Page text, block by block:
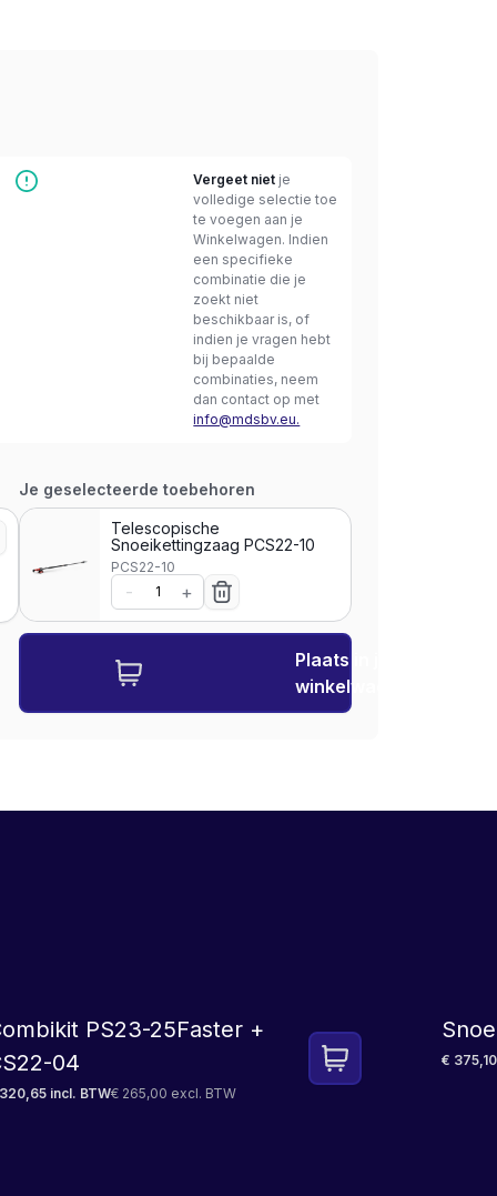
Vergeet niet je
volledige selectie toe
te voegen aan je
Winkelwagen. Indien
een specifieke
combinatie die je
zoekt niet
beschikbaar is, of
indien je vragen hebt
bij bepaalde
combinaties, neem
dan contact op met
info@mdsbv.eu.
Je geselecteerde toebehoren
Telescopische
Snoeikettingzaag PCS22-10
PCS22-10
- +
Plaats in je
winkelwagen
PS23-25Faster +
04
incl. BTW€ 265,00 excl. BTW
€